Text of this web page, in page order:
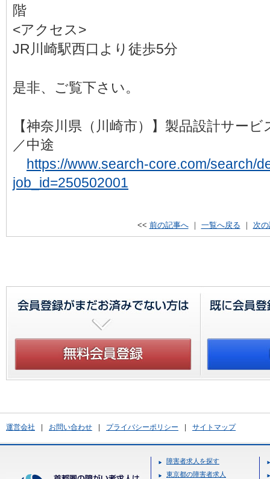
階
<アクセス>
JR川崎駅西口より徒歩5分
是非、ご覧下さい。
【神奈川県（川崎市）】製品設計サー
／中途
https://www.search-core.com/search/
job_id=250502001
<< 前の記事へ｜ 一覧へ戻る ｜ 次
運営会社 お問い合わせ プライバシーポリシー サイトマップ
障害者求人を探す
東京都の障害者求人